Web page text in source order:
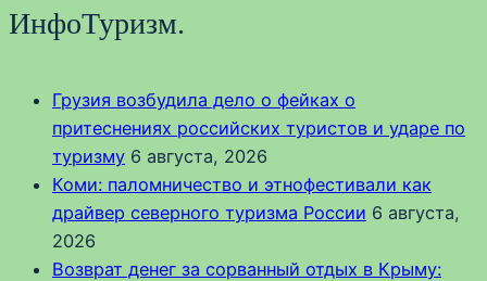
ИнфоТуризм.
Грузия возбудила дело о фейках о
притеснениях российских туристов и ударе по
туризму 6 августа, 2026
Коми: паломничество и этнофестивали как
драйвер северного туризма России 6 августа,
2026
Возврат денег за сорванный отдых в Крыму: